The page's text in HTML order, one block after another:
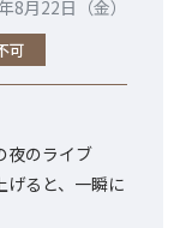
8月22日（金）
可
夜のライブ
げると、一瞬に